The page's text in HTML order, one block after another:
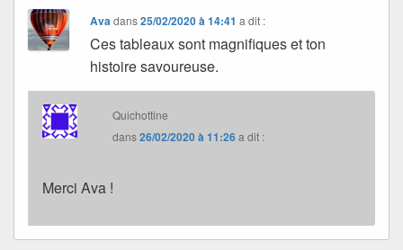
Avadans25/02/2020 à 14:41 a dit :
Ces tableaux sont magnifiques et ton
histoire savoureuse.
Quichottine
dans26/02/2020 à 11:26a dit :
Merci Ava !